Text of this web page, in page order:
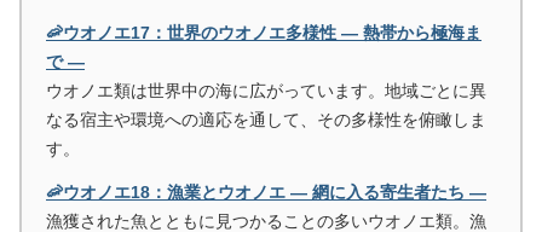
🦐ウオノエ17：世界のウオノエ多様性 ― 熱帯から極海ま
で ―
ウオノエ類は世界中の海に広がっています。地域ごとに異
なる宿主や環境への適応を通して、その多様性を俯瞰しま
す。
🦐ウオノエ18：漁業とウオノエ ― 網に入る寄生者たち ―
漁獲された魚とともに見つかることの多いウオノエ類。漁